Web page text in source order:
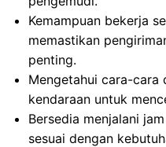
Kemampuan bekerja
memastikan
penting.
Mengetahui cara-cara
kendaraan untuk
Bersedia menjalani
sesuai dengan